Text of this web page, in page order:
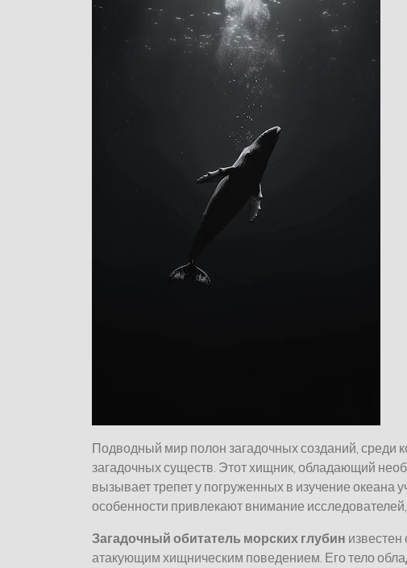
Подводный мир полон загадочных созданий, среди
загадочных существ. Этот хищник, обладающий
вызывает трепет у погруженных в изучение океана
особенности привлекают внимание
Загадочный обитатель морских глубин
атакующим хищническим поведением. Его тело